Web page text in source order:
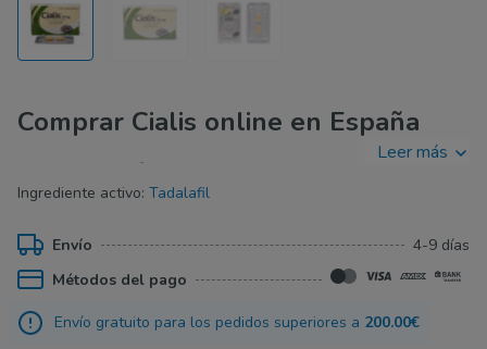
Comprar Cialis online en España
Para recibir un efecto duradero puede,
España. El Cialis de Marca contiene el ingrediente activo
ingrediente activo encontrado en la Viagra, pero dura
considerablemente mucho más. Tendrá efecto hasta 36
la posibilidad de tener relaciones sexuales de manera
Leer más
Ingrediente activo: Tadalafil
Envío
4-9 días
Métodos del pago
Envío gratuito para los pedidos superiores a 200.00€